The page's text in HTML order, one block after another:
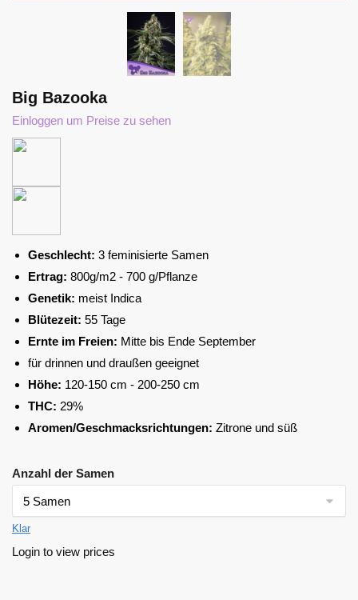
Big Bazooka
Einloggen um Preise zu sehen
Geschlecht: 3 feminisierte Samen
Ertrag: 800g/m2 - 700 g/Pflanze
Genetik: meist Indica
Blütezeit: 55 Tage
Ernte im Freien: Mitte bis Ende September
für drinnen und draußen geeignet
Höhe: 120-150 cm - 200-250 cm
THC: 29%
Aromen/Geschmacksrichtungen: Zitrone und süß
Anzahl der Samen
Klar
Login to view prices